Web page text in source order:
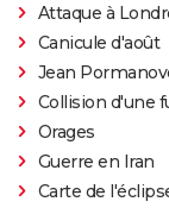
Attaque à
Canicule d'août
Jean
Collision d'une
Orages
Guerre en Iran
Carte de